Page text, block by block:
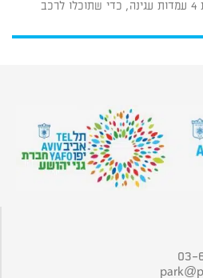
ייעודית. בשטח הפארק קיימות 4 עמדות עגינה, כדי שתוכלו לרכב
03-